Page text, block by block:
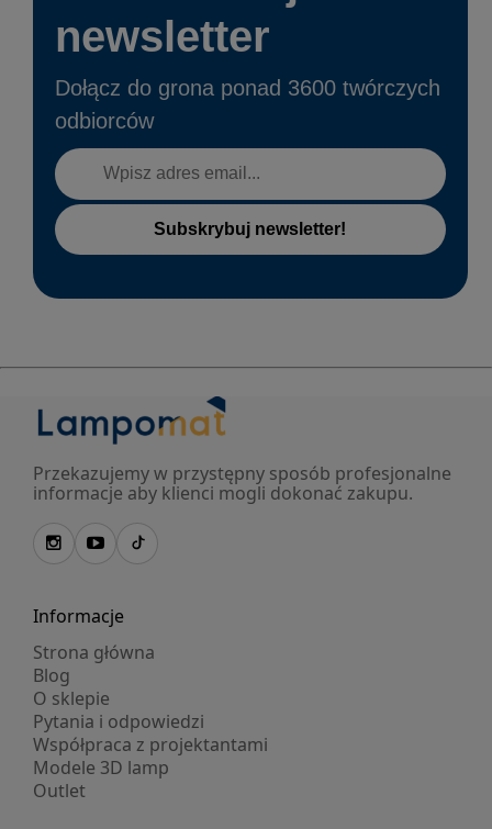
newsletter
Dołącz do grona ponad 3600 twórczych
odbiorców
Subskrybuj newsletter!
Przekazujemy w przystępny sposób profesjonalne
informacje aby klienci mogli dokonać zakupu.
Informacje
Strona główna
Blog
O sklepie
Pytania i odpowiedzi
Współpraca z projektantami
Modele 3D lamp
Outlet